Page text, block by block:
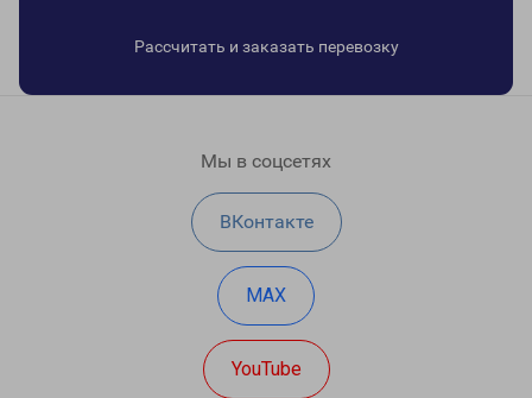
Рассчитать и заказать перевозку
Мы в соцсетях
ВКонтакте
MAX
YouTube